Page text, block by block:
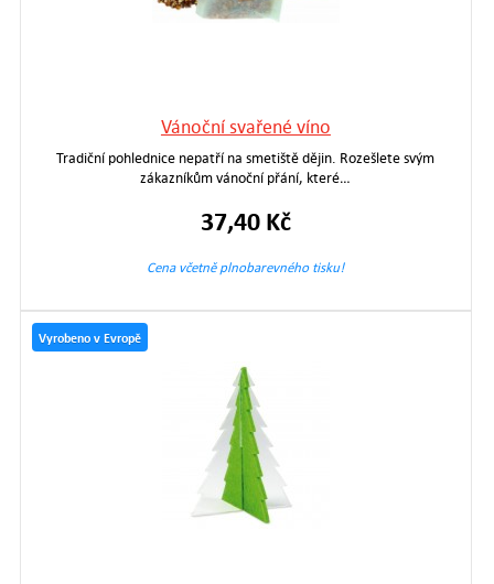
Vánoční svařené víno
Tradiční pohlednice nepatří na smetiště dějin. Rozešlete svým
zákazníkům vánoční přání, které…
37,40 Kč
Cena včetně plnobarevného tisku!
Vyrobeno v Evropě